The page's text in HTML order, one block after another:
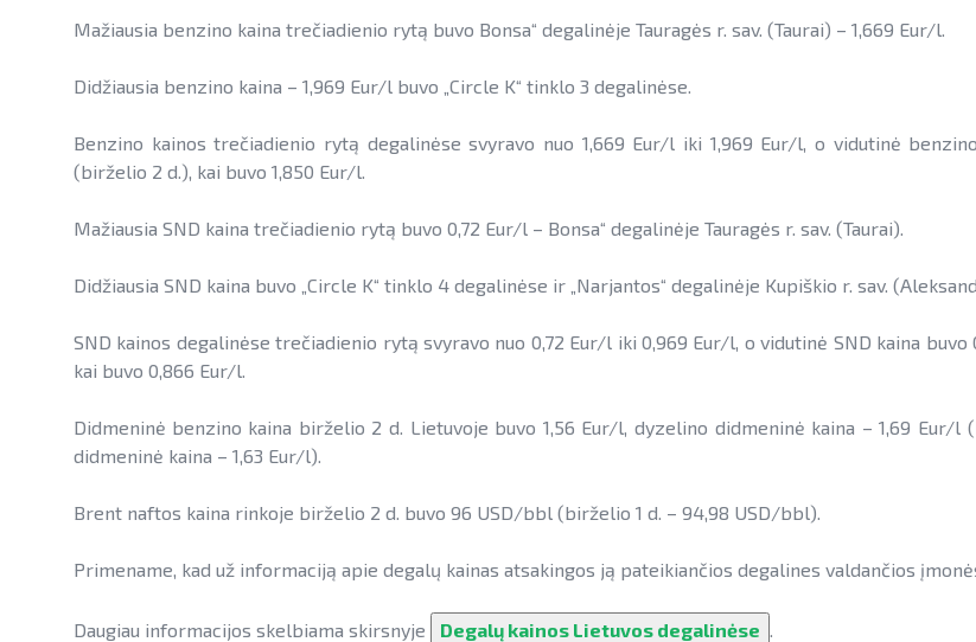
Mažiausia benzino kaina trečiadienio rytą buvo Bonsa“ degalinėje Tauragės r. sav. (Taurai) – 1,669 Eur/l.
Didžiausia benzino kaina – 1,969 Eur/l buvo „Circle K“ tinklo 3 degalinėse.
Benzino kainos trečiadienio rytą degalinėse svyravo nuo 1,669 Eur/l iki 1,969 Eur/l, o vidutinė
(birželio 2 d.), kai buvo 1,850 Eur/l.
Mažiausia SND kaina trečiadienio rytą buvo 0,72 Eur/l – Bonsa“ degalinėje Tauragės r. sav. (Taurai).
Didžiausia SND kaina buvo „Circle K“ tinklo 4 degalinėse ir „Narjantos“ degalinėje Kupiškio r. sav.
SND kainos degalinėse trečiadienio rytą svyravo nuo 0,72 Eur/l iki 0,969 Eur/l, o vidutinė SND kaina
kai buvo 0,866 Eur/l.
Didmeninė benzino kaina birželio 2 d. Lietuvoje buvo 1,56 Eur/l, dyzelino didmeninė kaina – 1,69 Eur/
didmeninė kaina – 1,63 Eur/l).
Brent naftos kaina rinkoje birželio 2 d. buvo 96 USD/bbl (birželio 1 d. – 94,98 USD/bbl).
Primename, kad už informaciją apie degalų kainas atsakingos ją pateikiančios degalines valdančios
Daugiau informacijos skelbiama skirsnyje Degalų kainos Lietuvos degalinėse .